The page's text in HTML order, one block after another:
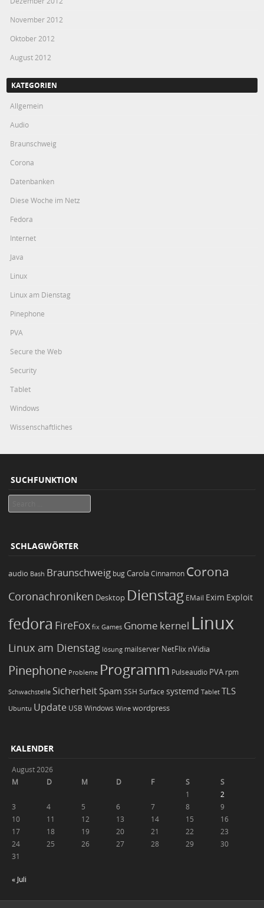
November 2012
Oktober 2012
August 2012
KATEGORIEN
Allgemein
Audio
Braunschweig
Corona
Datenbanken
Diese Woche im Netz
Fedora
Internet
Java
Linux
Linux am Dienstag
Pinephone
PVA
Secure the Web
Security
Tablet
Windows
Wissenschaftliches
SUCHFUNKTION
SCHLAGWÖRTER
audio Bash Braunschweig bugCarola Cinnamon Corona
Coronachroniken Desktop Dienstag EMail Exim Exploit
fedora FireFox fix Games Gnome kernel Linux
Linux am Dienstag lösung mailserver NetFlix nVidia
Pinephone Probleme Programm Pulseaudio PVA rpm
Schwachstelle Sicherheit Spam SSH Surface systemd Tablet TLS
Ubuntu Update USB Windows Wine wordpress
KALENDER
August 2026
M
D M D F S
S
1
2
3
4 5 6 7 8
9
10
11 12 13 14 15
16
17
18 19 20 21 22
23
24
25 26 27 28 29
30
31
« Juli